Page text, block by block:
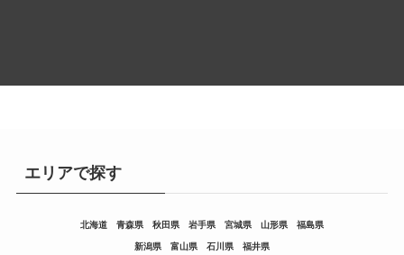
エリアで探す
北海道 青森県 秋田県 岩手県 宮城県 山形県 福島県
新潟県 富山県 石川県 福井県